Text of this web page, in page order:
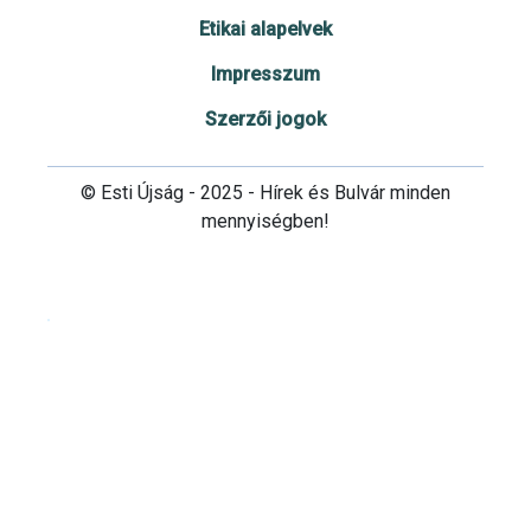
Etikai alapelvek
Impresszum
Szerzői jogok
© Esti Újság - 2025 - Hírek és Bulvár minden
mennyiségben!